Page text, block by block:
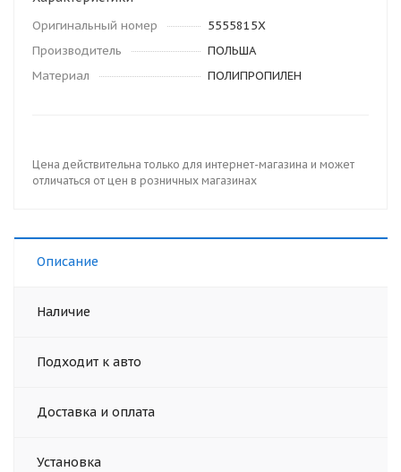
Оригинальный номер
5555815X
Производитель
ПОЛЬША
Материал
ПОЛИПРОПИЛЕН
Цена действительна только для интернет-магазина и может
отличаться от цен в розничных магазинах
Описание
Наличие
Подходит к авто
Доставка и оплата
Установка